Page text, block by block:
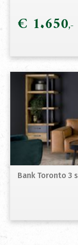
€ 1.650
Bank Toronto 3